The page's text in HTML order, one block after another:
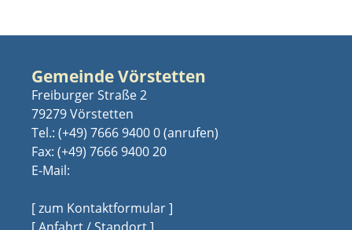
Gemeinde Vörstetten
Freiburger Straße 2
79279 Vörstetten
Tel.: (+49) 7666 9400 0
Fax: (+49) 7666 9400 20
E-Mail:
[ zum Kontaktformular ]